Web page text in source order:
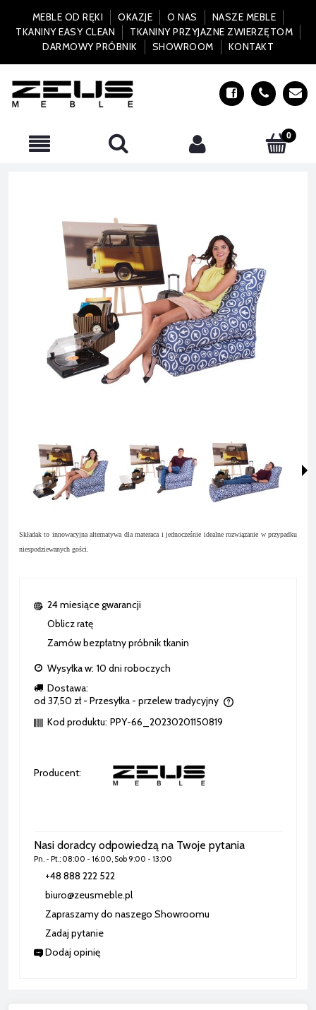
MEBLE OD RĘKI OKAZJE O NAS
NASZE MEBLE
TKANINY EASY CLEAN
TKANINY PRZYJAZNE ZWIERZĘTOM
DARMOWY PRÓBNIK
SHOWROOM KONTAKT
Składak to innowacyjna alternatywa dla materaca i jednocześnie idealne rozwiązanie w przypadku
niespodziewanych gości.
24 miesiące gwarancji
Oblicz ratę
Zamów bezpłatny próbnik tkanin
Wysyłka w: 10 dni roboczych
Dostawa:
od 37,50 zł - Przesyłka - przelew tradycyjny
Cena nie zawiera ewentualnych kosztów płatności
Kod produktu: PPY-66_20230201150819
Producent:
Nasi doradcy odpowiedzą na Twoje pytania
Pn. - Pt.: 08:00 - 16:00, Sob 9:00 - 13:00
+48 888 222 522
biuro@zeusmeble.pl
Zapraszamy do naszego Showroomu
Zadaj pytanie
Dodaj opinię